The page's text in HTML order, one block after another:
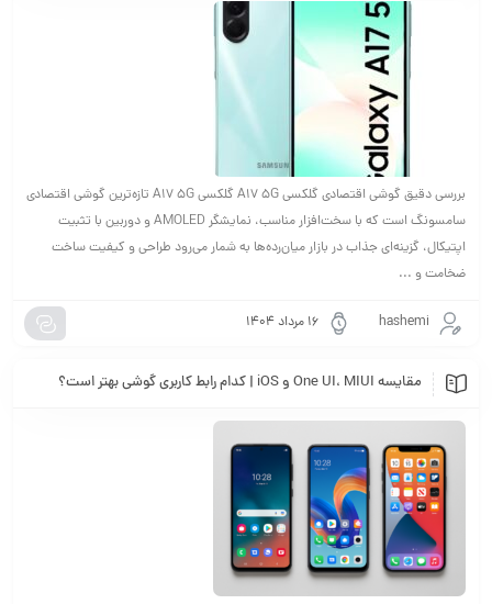
بررسی دقیق گوشی اقتصادی گلکسی A17 5G گلکسی A17 5G تازه‌ترین گوشی اقتصادی
سامسونگ است که با سخت‌افزار مناسب، نمایشگر AMOLED و دوربین با تثبیت
اپتیکال، گزینه‌ای جذاب در بازار میان‌رده‌ها به شمار می‌رود طراحی و کیفیت ساخت
ضخامت و ...
hashemi ۱۶ مرداد ۱۴۰۴
مقایسه One UI، MIUI و iOS | کدام رابط کاربری گوشی بهتر است؟